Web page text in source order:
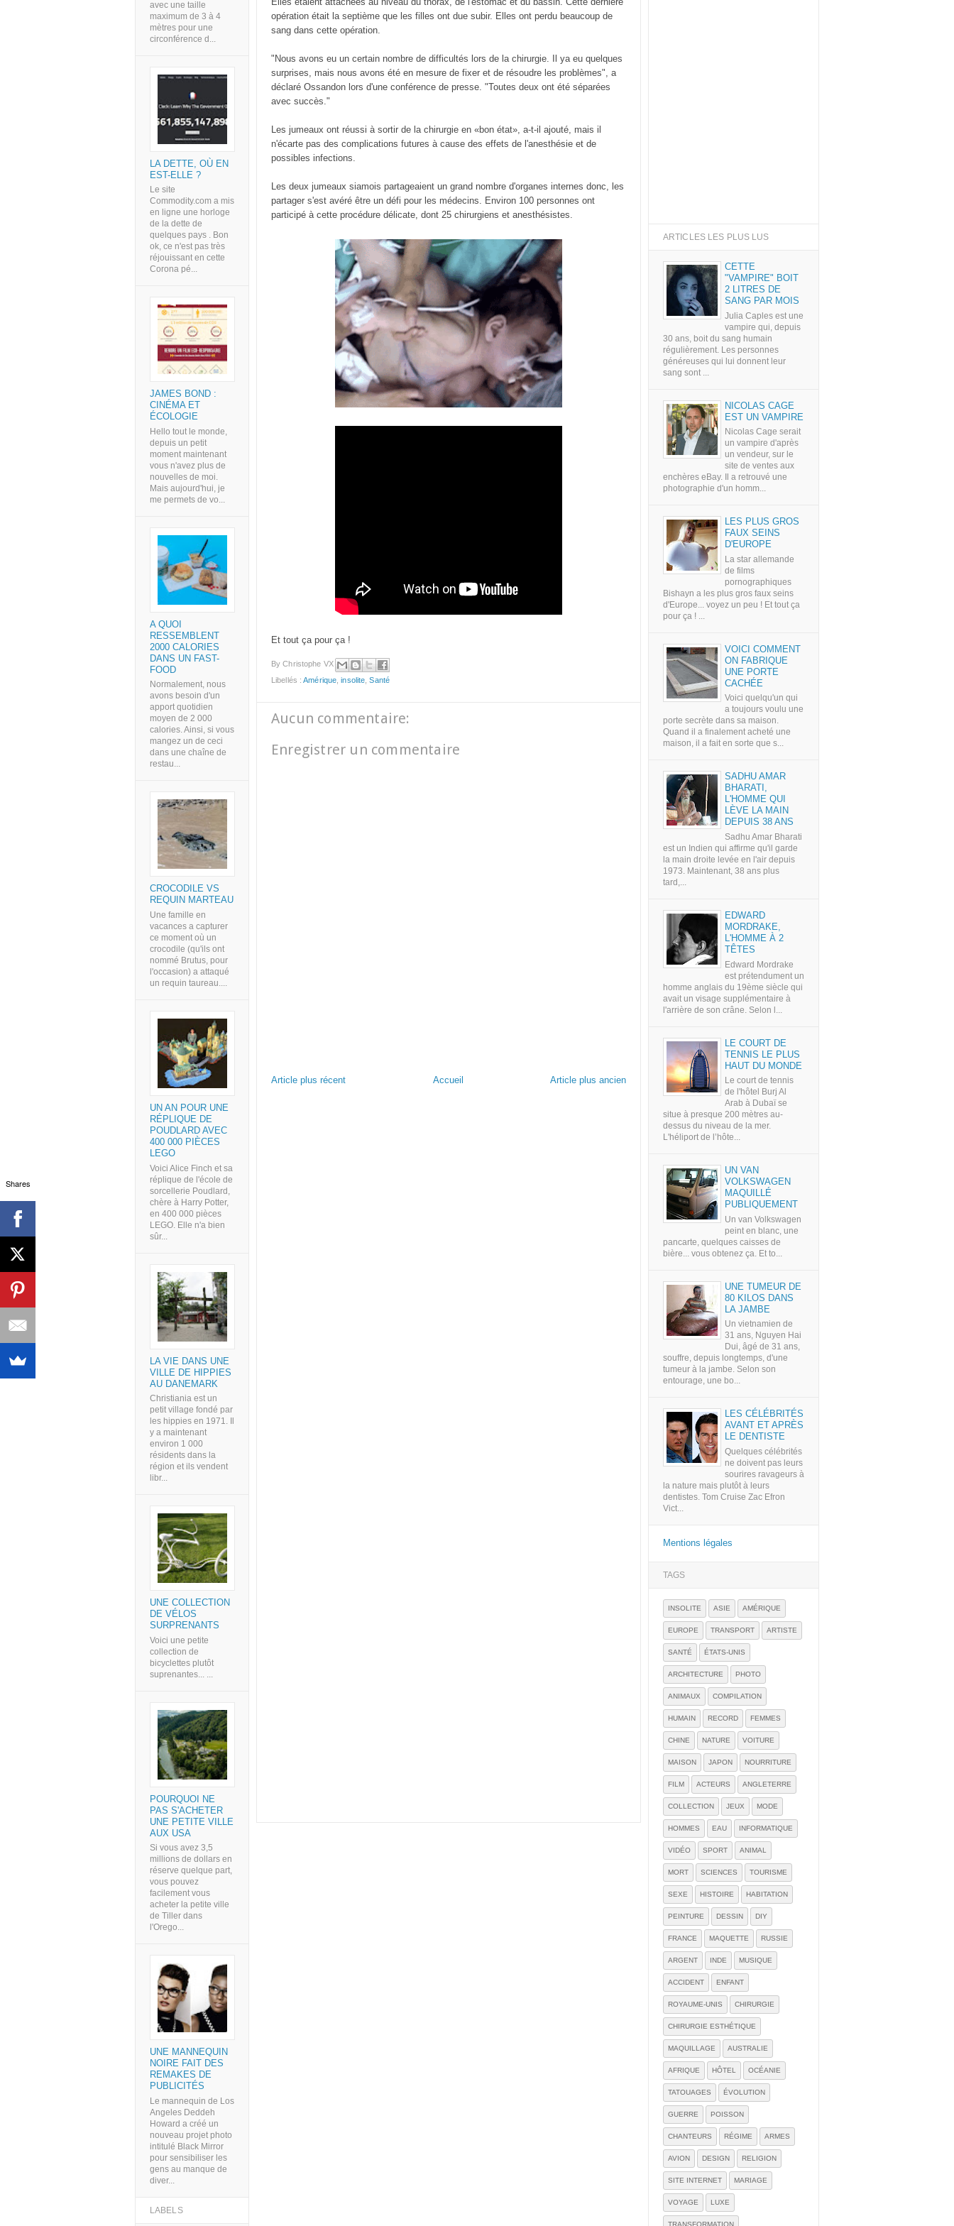
opération était la septième que les filles ont due subir. Elles ont perdu beaucoup de
sang dans cette opération.
"Nous avons eu un certain nombre de difficultés lors de la chirurgie. Il ya eu quelques
surprises, mais nous avons été en mesure de fixer et de résoudre les problèmes", a
déclaré Ossandon lors d'une conférence de presse. "Toutes deux ont été séparées
avec succès."
Les jumeaux ont réussi à sortir de la chirurgie en «bon état», a-t-il ajouté, mais il
n'écarte pas des complications futures à cause des effets de l'anesthésie et de
possibles infections.
Les deux jumeaux siamois partageaient un grand nombre d'organes internes donc, les
partager s'est avéré être un défi pour les médecins. Environ 100 personnes ont
participé à cette procédure délicate, dont 25 chirurgiens et anesthésistes.
Et tout ça pour ça !
ByChristophe VX
Libellés :Amérique ,insolite ,Santé
Aucun commentaire:
Enregistrer un commentaire
Article plus récent Article plus ancien
Accueil
avec une taille
maximum de 3 à 4
mètres pour une
circonférence d...
LA DETTE, OÙ EN
EST-ELLE ?
Le site
Commodity.com a mis
en ligne une horloge
de la dette de
quelques pays . Bon
ok, ce n'est pas très
réjouissant en cette
Corona pé...
JAMES BOND :
CINÉMA ET
ÉCOLOGIE
Hello tout le monde,
depuis un petit
moment maintenant
vous n'avez plus de
nouvelles de moi.
Mais aujourd'hui, je
me permets de vo...
A QUOI
RESSEMBLENT
2000 CALORIES
DANS UN FAST-
FOOD
Normalement, nous
avons besoin d'un
apport quotidien
moyen de 2 000
calories. Ainsi, si vous
mangez un de ceci
dans une chaîne de
restau...
CROCODILE VS
REQUIN MARTEAU
Une famille en
vacances a capturer
ce moment où un
crocodile (qu'ils ont
nommé Brutus, pour
l'occasion) a attaqué
un requin taureau....
UN AN POUR UNE
RÉPLIQUE DE
POUDLARD AVEC
400 000 PIÈCES
LEGO
Voici Alice Finch et sa
réplique de l'école de
sorcellerie Poudlard,
chère à Harry Potter,
en 400 000 pièces
LEGO. Elle n'a bien
sûr...
LA VIE DANS UNE
VILLE DE HIPPIES
AU DANEMARK
Christiania est un
petit village fondé par
les hippies en 1971. Il
y a maintenant
environ 1 000
résidents dans la
région et ils vendent
libr...
UNE COLLECTION
DE VÉLOS
SURPRENANTS
Voici une petite
collection de
bicyclettes plutôt
suprenantes... ...
POURQUOI NE
PAS S'ACHETER
UNE PETITE VILLE
AUX USA
Si vous avez 3,5
millions de dollars en
réserve quelque part,
vous pouvez
facilement vous
acheter la petite ville
de Tiller dans
l'Orego...
UNE MANNEQUIN
NOIRE FAIT DES
REMAKES DE
PUBLICITÉS
Le mannequin de Los
Angeles Deddeh
Howard a créé un
nouveau projet photo
intitulé Black Mirror
pour sensibiliser les
gens au manque de
diver...
LABELS
ARTICLES LES PLUS LUS
CETTE
"VAMPIRE" BOIT
2 LITRES DE
SANG PAR MOIS
Julia Caples est une
vampire qui, depuis
30 ans, boit du sang humain
régulièrement. Les personnes
généreuses qui lui donnent leur
sang sont ...
NICOLAS CAGE
EST UN VAMPIRE
Nicolas Cage serait
un vampire d'après
un vendeur, sur le
site de ventes aux
enchères eBay. Il a retrouvé une
photographie d'un homm...
LES PLUS GROS
FAUX SEINS
D'EUROPE
La star allemande
de films
pornographiques
Bishayn a les plus gros faux seins
d'Europe... voyez un peu ! Et tout ça
pour ça ! ...
VOICI COMMENT
ON FABRIQUE
UNE PORTE
CACHÉE
Voici quelqu'un qui
a toujours voulu une
porte secrète dans sa maison.
Quand il a finalement acheté une
maison, il a fait en sorte que s...
SADHU AMAR
BHARATI,
L'HOMME QUI
LÈVE LA MAIN
DEPUIS 38 ANS
Sadhu Amar Bharati
est un Indien qui affirme qu'il garde
la main droite levée en l'air depuis
1973. Maintenant, 38 ans plus
tard,...
EDWARD
MORDRAKE,
L'HOMME À 2
TÊTES
Edward Mordrake
est prétendument un
homme anglais du 19ème siècle qui
avait un visage supplémentaire à
l'arrière de son crâne. Selon l...
LE COURT DE
TENNIS LE PLUS
HAUT DU MONDE
Le court de tennis
de l'hôtel Burj Al
Arab à Dubaï se
situe à presque 200 mètres au-
dessus du niveau de la mer.
L'héliport de l’hôte...
UN VAN
VOLKSWAGEN
MAQUILLÉ
PUBLIQUEMENT
Un van Volkswagen
peint en blanc, une
pancarte, quelques caisses de
bière... vous obtenez ça. Et to...
UNE TUMEUR DE
80 KILOS DANS
LA JAMBE
Un vietnamien de
31 ans, Nguyen Hai
Dui, âgé de 31 ans,
souffre, depuis longtemps, d'une
tumeur à la jambe. Selon son
entourage, une bo...
LES CÉLÉBRITÉS
AVANT ET APRÈS
LE DENTISTE
Quelques célébrités
ne doivent pas leurs
sourires ravageurs à
la nature mais plutôt à leurs
dentistes. Tom Cruise Zac Efron
Vict...
Mentions légales
TAGS
INSOLITE ASIE AMÉRIQUE
EUROPE TRANSPORT ARTISTE
SANTÉ ÉTATS-UNIS
ARCHITECTURE PHOTO
ANIMAUX COMPILATION
HUMAIN RECORD FEMMES
CHINE NATURE VOITURE
MAISON JAPON NOURRITURE
FILM ACTEURS ANGLETERRE
COLLECTION JEUX MODE
HOMMES EAU INFORMATIQUE
VIDÉO SPORT ANIMAL
MORT SCIENCES TOURISME
SEXE HISTOIRE HABITATION
PEINTURE DESSIN DIY
FRANCE MAQUETTE RUSSIE
ARGENT INDE MUSIQUE
ACCIDENT ENFANT
ROYAUME-UNIS CHIRURGIE
CHIRURGIE ESTHÉTIQUE
MAQUILLAGE AUSTRALIE
AFRIQUE HÔTEL OCÉANIE
TATOUAGES ÉVOLUTION
GUERRE POISSON
CHANTEURS RÉGIME ARMES
AVION DESIGN RELIGION
SITE INTERNET MARIAGE
VOYAGE LUXE
TRANSFORMATION
Shares